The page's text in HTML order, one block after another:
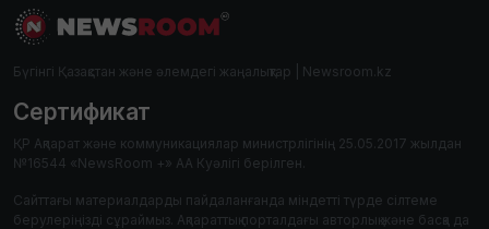
Бүгінгі Қазақстан және әлемдегі жаңалықтар | Newsroom.kz
Сертификат
ҚР Ақпарат және коммуникациялар министрлігінің 25.05.2017 жылдан
№16544 «NewsRoom +» АА Куәлігі берілген.
Сайттағы материалдарды пайдаланғанда міндетті түрде сілтеме
берулеріңізді сұраймыз. Ақпараттық порталдағы авторлық және басқа да